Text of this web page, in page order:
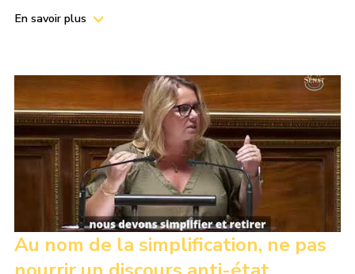
En savoir plus
Au nom de la simplification, ne pas